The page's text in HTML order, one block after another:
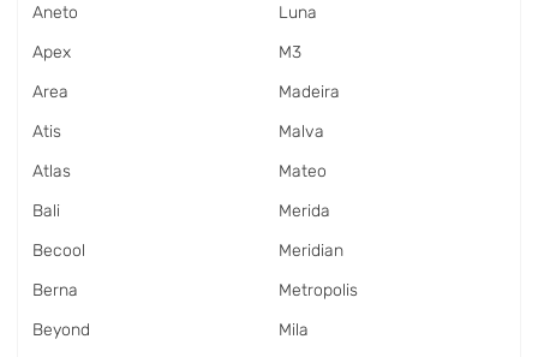
Aneto
Apex
Area
Atis
Atlas
Bali
Becool
Berna
Beyond
Luna
M3
Madeira
Malva
Mateo
Merida
Meridian
Metropolis
Mila